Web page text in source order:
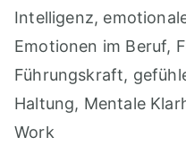
Intelligenz,
Emotionen im Beruf,
Führungskraft,
Haltung, Mentale
Work